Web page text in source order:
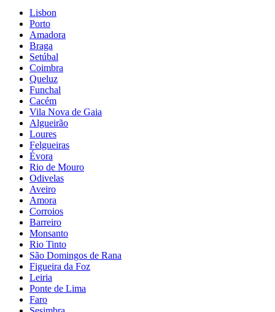
Lisbon
Porto
Amadora
Braga
Setúbal
Coimbra
Queluz
Funchal
Cacém
Vila Nova de Gaia
Algueirão
Loures
Felgueiras
Évora
Rio de Mouro
Odivelas
Aveiro
Amora
Corroios
Barreiro
Monsanto
Rio Tinto
São Domingos de Rana
Figueira da Foz
Leiria
Ponte de Lima
Faro